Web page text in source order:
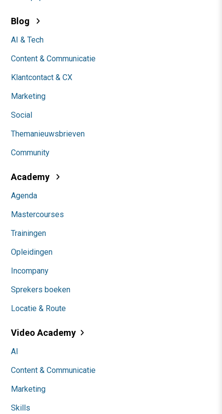
Blog
AI & Tech
Content & Communicatie
Klantcontact & CX
Marketing
Social
Themanieuwsbrieven
Community
Academy
Agenda
Mastercourses
Trainingen
Opleidingen
Incompany
Sprekers boeken
Locatie & Route
Video Academy
AI
Content & Communicatie
Marketing
Skills